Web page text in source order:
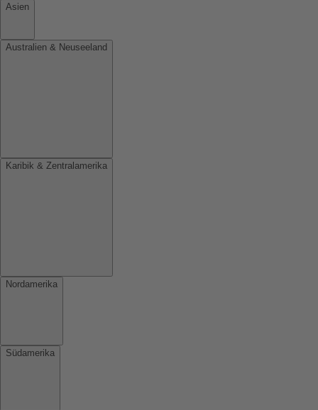
Asien
Australien & Neuseeland
Karibik & Zentralamerika
Nordamerika
Südamerika